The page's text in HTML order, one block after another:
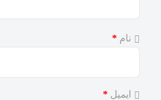
نام *
ایمیل *